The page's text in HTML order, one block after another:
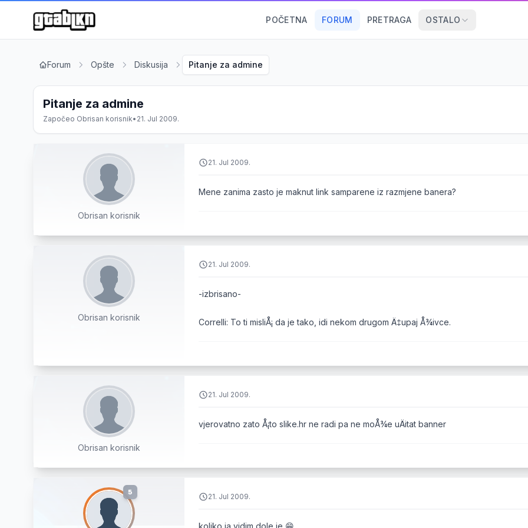
POČETNA FORUM PRETRAGA OSTALO
Forum Opšte Diskusija Pitanje za admine
Pitanje za admine
Započeo Obrisan korisnik• 21. Jul 2009.
Obrisan korisnik
21. Jul 2009.
Mene zanima zasto je maknut link samparene iz razmjene banera?
Obrisan korisnik
21. Jul 2009.
-izbrisano-
Correlli: To ti misliÅ¡ da je tako, idi nekom drugom Ä‡upaj Å¾ivce.
Obrisan korisnik
21. Jul 2009.
vjerovatno zato Å¡to slike.hr ne radi pa ne moÅ¾e uÄitat banner
5
21. Jul 2009.
koliko ja vidim dole je 😁